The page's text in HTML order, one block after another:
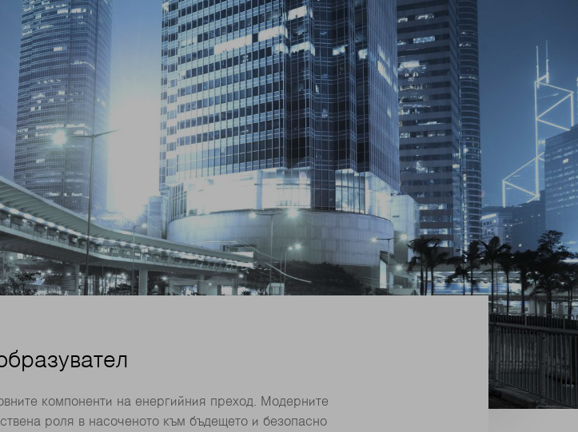
компоненти на енергийния преход. Модерните
роля в насоченото към бъдещето и безопасно